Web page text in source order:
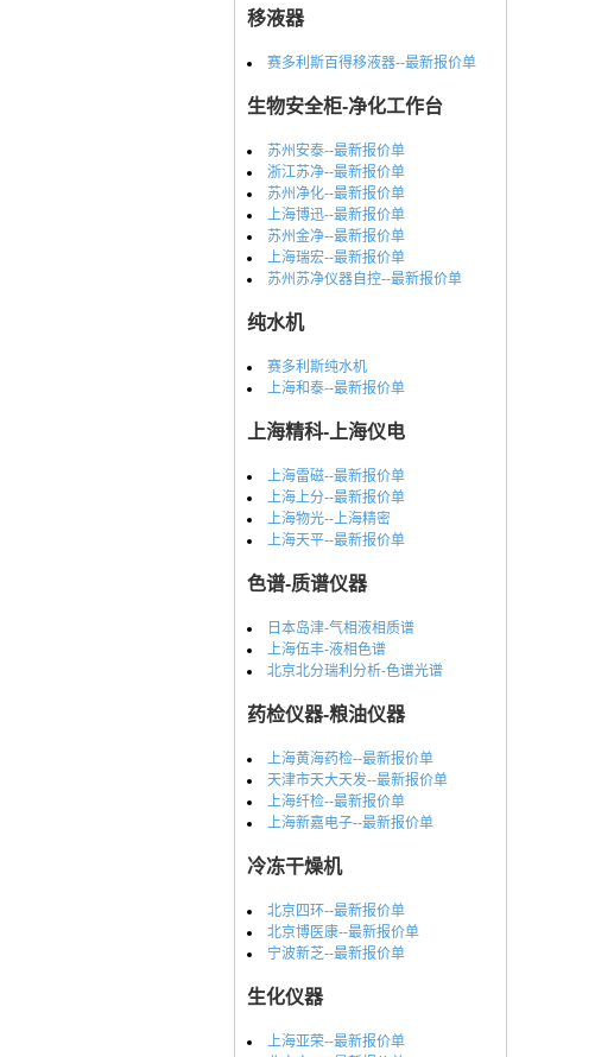
移液器
赛多利斯百得移液器--最新报价单
生物安全柜-净化工作台
苏州安泰--最新报价单
浙江苏净--最新报价单
苏州净化--最新报价单
上海博迅--最新报价单
苏州金净--最新报价单
上海瑞宏--最新报价单
苏州苏净仪器自控--最新报价单
纯水机
赛多利斯纯水机
上海和泰--最新报价单
上海精科-上海仪电
上海雷磁--最新报价单
上海上分--最新报价单
上海物光--上海精密
上海天平--最新报价单
色谱-质谱仪器
日本岛津-气相液相质谱
上海伍丰-液相色谱
北京北分瑞利分析-色谱光谱
药检仪器-粮油仪器
上海黄海药检--最新报价单
天津市天大天发--最新报价单
上海纤检--最新报价单
上海新嘉电子--最新报价单
冷冻干燥机
北京四环--最新报价单
北京博医康--最新报价单
宁波新芝--最新报价单
生化仪器
上海亚荣--最新报价单